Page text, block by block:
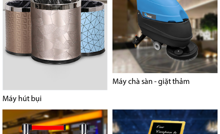
Máy hút bụi
Máy chà sàn - giặt thảm